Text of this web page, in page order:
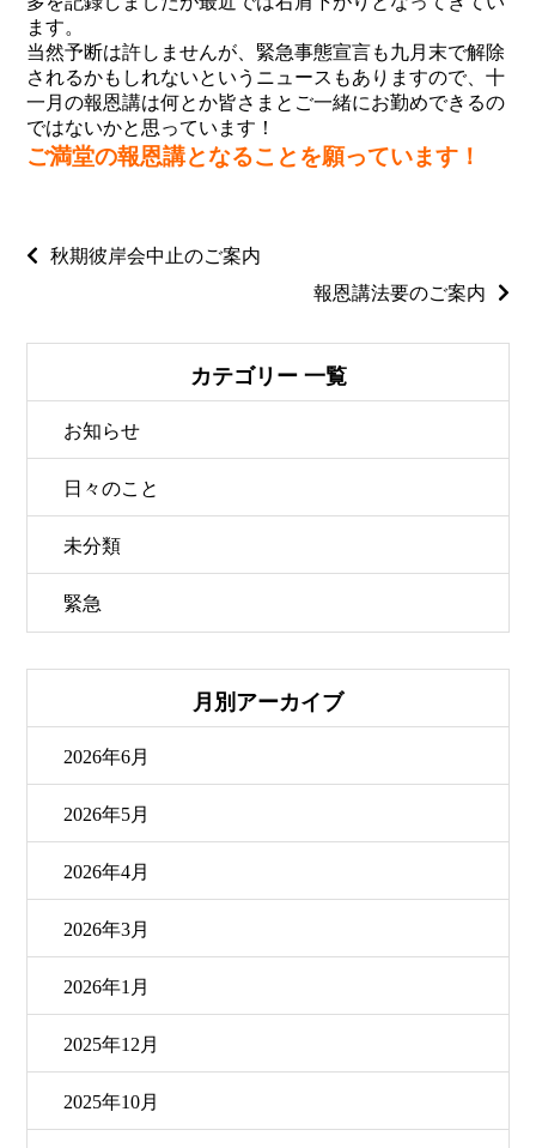
ます。
当然予断は許しませんが、緊急事態宣言も九月末で解除
されるかもしれないというニュースもありますので、十
一月の報恩講は何とか皆さまとご一緒にお勤めできるの
ではないかと思っています！
ご満堂の報恩講となることを願っています！
秋期彼岸会中止のご案内
報恩講法要のご案内
カテゴリー 一覧
お知らせ
日々のこと
未分類
緊急
月別アーカイブ
2026年6月
2026年5月
2026年4月
2026年3月
2026年1月
2025年12月
2025年10月